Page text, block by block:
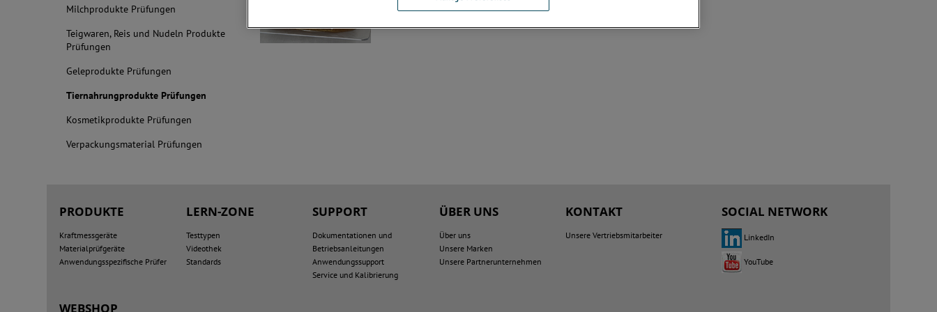
Milchprodukte Prüfungen
Teigwaren, Reis und Nudeln Produkte
Prüfungen
Geleprodukte Prüfungen
Tiernahrungprodukte Prüfungen
Kosmetikprodukte Prüfungen
Verpackungsmaterial Prüfungen
PRODUKTE
Kraftmessgeräte
Materialprüfgeräte
Anwendungsspezifische Prüfer
LERN-ZONE
Testtypen
Videothek
Standards
SUPPORT
Dokumentationen und
Betriebsanleitungen
Anwendungssupport
Service und Kalibrierung
ÜBER UNS
Über uns
Unsere Marken
Unsere Partnerunternehmen
KONTAKT
Unsere Vertriebsmitarbeiter
WEBSHOP
SOCIAL NETWORK
LinkedIn
YouTube